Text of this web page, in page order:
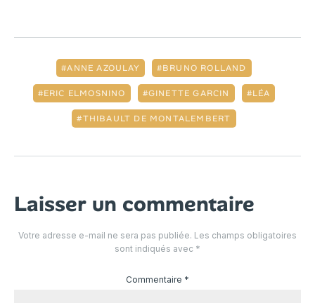
ANNE AZOULAY BRUNO ROLLAND
ERIC ELMOSNINO GINETTE GARCIN LÉA
THIBAULT DE MONTALEMBERT
Laisser un commentaire
Votre adresse e-mail ne sera pas publiée. Les champs obligatoires
sont indiqués avec *
Commentaire *